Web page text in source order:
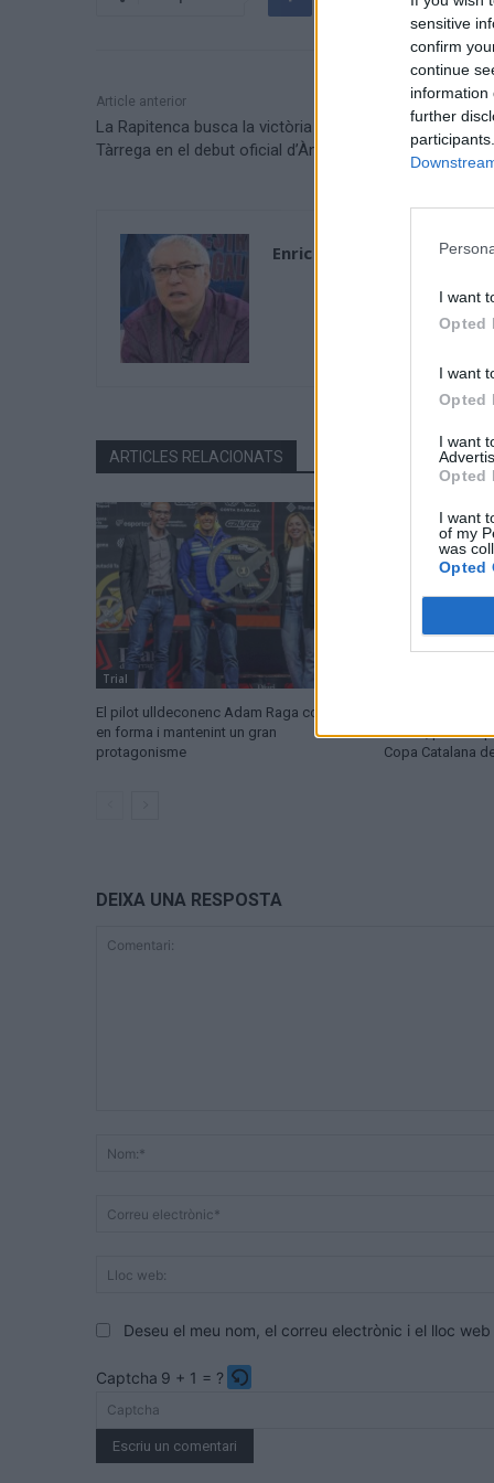
sensitive
confirm
continue
information
further
I want
Opted
I want
Opted
I want
Opted
I want
of my
was
Opted
Article anterior
La Rapitenca busca la victòria a la Devesa davant el
Tàrrega en el debut oficial d’Àngel Rangel
Enric Alguero
ARTICLES RELACIONATS
Trial
El pilot ulldeconenc Adam Raga continua
en forma i mantenint un gran
protagonisme
Alfacs, primera
Copa Catalana
DEIXA UNA RESPOSTA
Deseu el meu nom, el correu electrònic i el lloc
Captcha 9 + 1 = ?
Please
enter